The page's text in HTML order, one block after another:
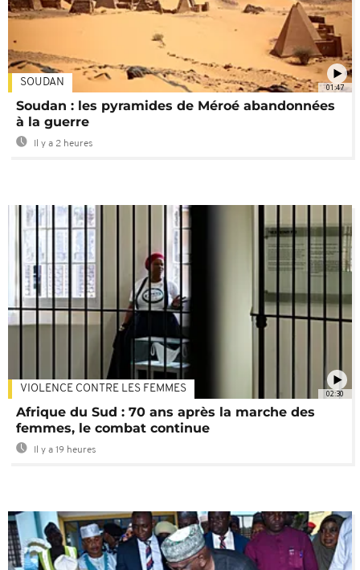
01:47
SOUDAN
Soudan : les pyramides de Méroé abandonnées
à la guerre
Il y a 2 heures
02:30
VIOLENCE CONTRE LES FEMMES
Afrique du Sud : 70 ans après la marche des
femmes, le combat continue
Il y a 19 heures